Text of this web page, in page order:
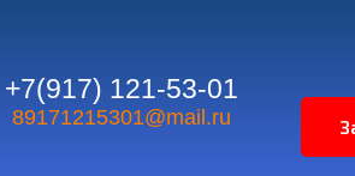
+7(917) 121-53-01
89171215301@mail.ru